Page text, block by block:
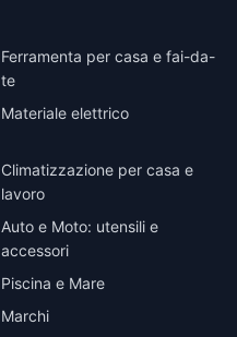
Ferramenta per casa e fai-da-
te
Materiale elettrico
Climatizzazione per casa e
lavoro
Auto e Moto: utensili e
accessori
Piscina e Mare
Marchi